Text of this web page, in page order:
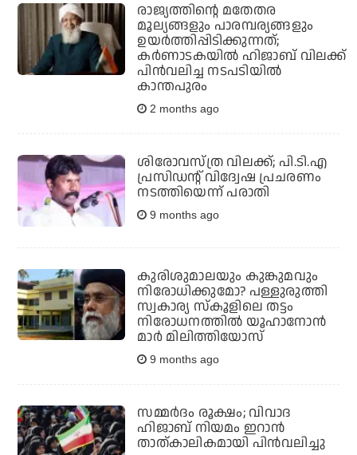
രാജ്യത്തിന്റെ മതേതര
മൂല്യങ്ങളും പാരമ്പര്യങ്ങളും
ഉയര്‍ത്തിപ്പിടിക്കുന്നത്;
കര്‍ണാടകയില്‍ ഹിജാബ് വിലക്ക്
പിന്‍വലിച്ച നടപടിയില്‍
കാന്തപുരം
2 months ago
ശിരോവസ്ത്ര വിലക്ക്; പി.ടി.എ
പ്രസിഡന്റ് വിദ്വേഷ പ്രചരണം
നടത്തിയെന്ന് പരാതി
9 months ago
കുരിശുമാലയും കുങ്കുമവും
നിരോധിക്കുമോ? പള്ളുരുത്തി
സ്വകാര്യ സ്‌കൂളിലെ തട്ടം
നിരോധനത്തില്‍ യൂഹാനോന്‍
മാര്‍ മിലിത്തിയോസ്
9 months ago
സമ്മർദം രൂക്ഷം; വിവാദ
ഹിജാബ് നിയമം ഇറാൻ
താത്കാലികമായി പിൻവലിച്ചു